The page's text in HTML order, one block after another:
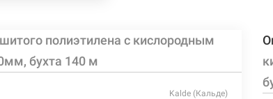
полиэтилена c кислородным
бухта 140 м
Kalde (Кальде)